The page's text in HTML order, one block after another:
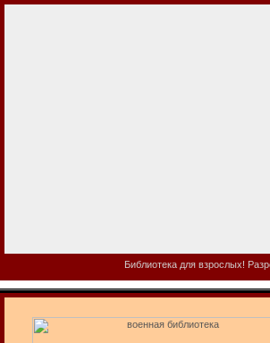
Библиотека для взрослых!